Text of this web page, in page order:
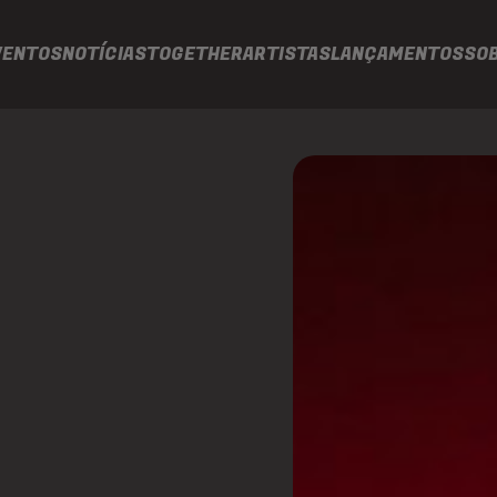
NOTÍCIASTOGETHERARTISTASLANÇAMENTOS